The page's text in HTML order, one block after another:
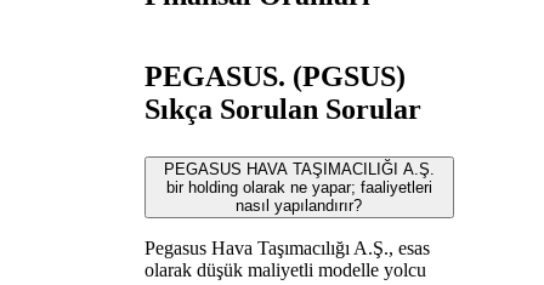
PEGASUS. (PGSUS)
Sıkça Sorulan Sorular
PEGASUS HAVA TAŞIMACILIĞI A.Ş.
bir holding olarak ne yapar; faaliyetleri
nasıl yapılandırır?
Pegasus Hava Taşımacılığı A.Ş., esas
olarak düşük maliyetli modelle yolcu